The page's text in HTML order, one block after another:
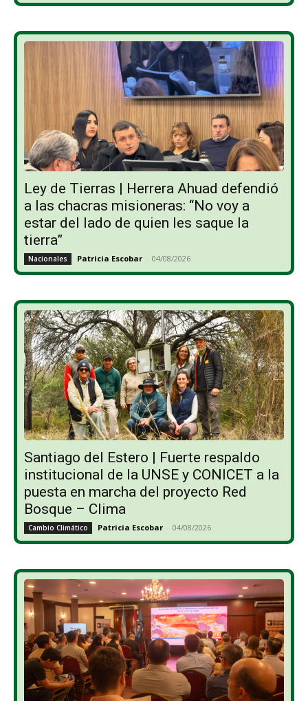
Ley de Tierras | Herrera Ahuad defendió
a las chacras misioneras: “No voy a
estar del lado de quien les saque la
tierra”
Nacionales Patricia Escobar - 04/08/2026
Santiago del Estero | Fuerte respaldo
institucional de la UNSE y CONICET a la
puesta en marcha del proyecto Red
Bosque – Clima
Cambio Climático Patricia Escobar - 04/08/2026